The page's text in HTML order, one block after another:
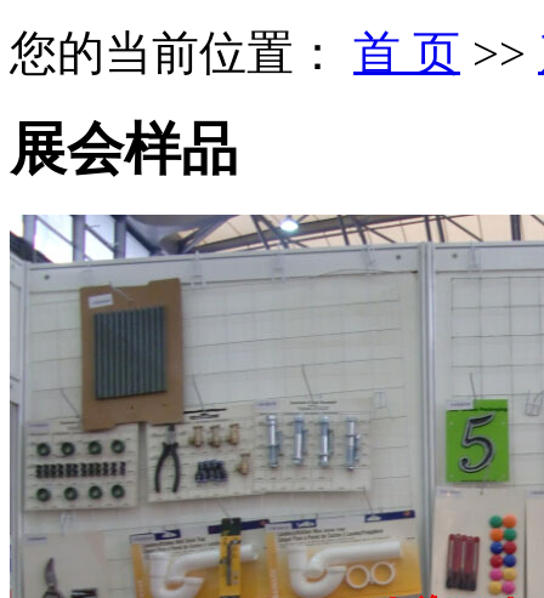
您的当前位置： 首 页 >>
展会样品